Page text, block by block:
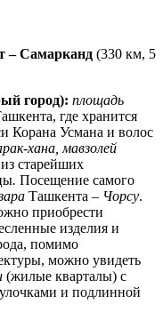
– Самарканд (330 км, 5
город): площадь
где хранится
Корана Усмана и волос
хана, мавзолей
старейших
. Посещение самого
Ташкента – Чорсу.
приобрести
изделия и
помимо
можно увидеть
(жилые кварталы) с
и подлинной